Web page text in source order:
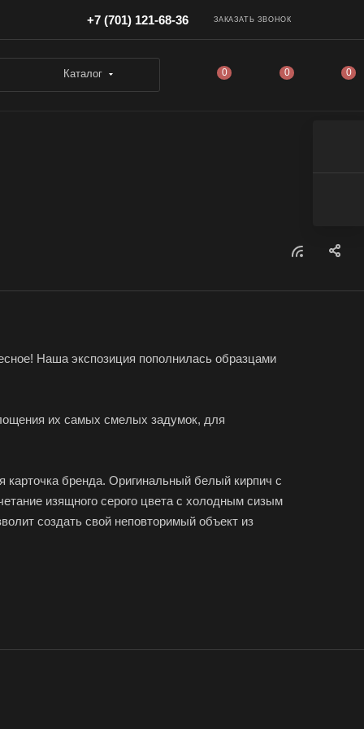
+7 (701) 121-68-36 ЗАКАЗАТЬ ЗВОНОК
Каталог 0 0 0
Наша экспозиция пополнилась образцами
их самых смелых задумок, для
карточка бренда. Оригинальный белый кирпич с
изящного серого цвета с холодным сизым
создать свой неповторимый объект из